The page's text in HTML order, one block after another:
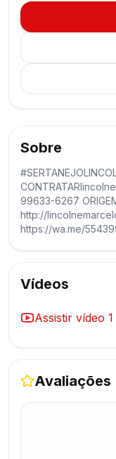
Sobre
99633-6267
http://
https://wa.me/
Vídeos
Assistir vídeo 1
Avaliações